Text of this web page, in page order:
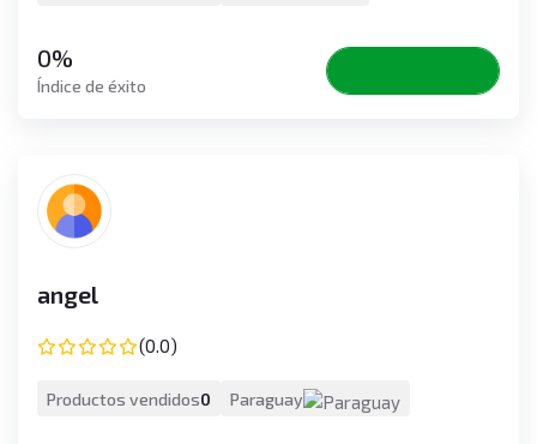
0%
Índice de éxito
angel
(0.0)
Productos vendidos0 Paraguay